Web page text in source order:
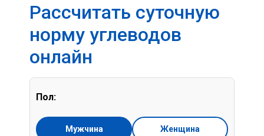
Рассчитать суточную
норму углеводов
онлайн
Пол:
Мужчина Женщина